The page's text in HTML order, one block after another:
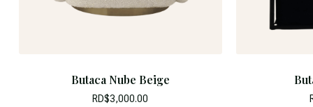
Butaca Nube Beige
RD$3,000.00